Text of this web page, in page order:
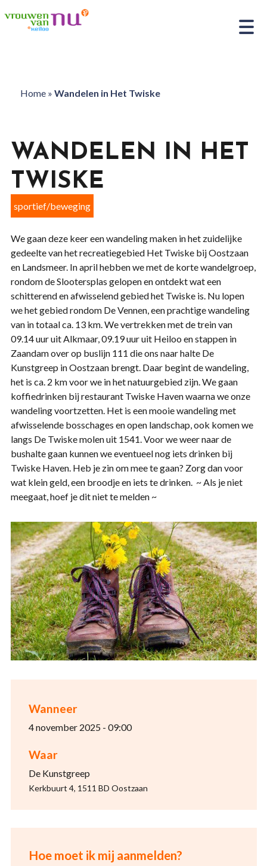
Home» Wandelen in Het Twiske
Wanneer
4 november 2025 - 09:00
Waar
De Kunstgreep
Kerkbuurt 4, 1511 BD Oostzaan
Hoe moet ik mij aanmelden?
WANDELEN IN HET
TWISKE
sportief/beweging
We gaan deze keer een wandeling maken in het zuidelijke
gedeelte van het recreatiegebied Het Twiske bij Oostzaan
en Landsmeer. In april hebben we met de korte wandelgroep,
rondom de Slootersplas gelopen en ontdekt wat een
schitterend en afwisselend gebied het Twiske is. Nu lopen
we het gebied rondom De Vennen, een prachtige wandeling
van in totaal ca. 13 km. We vertrekken met de trein van
09.14 uur uit Alkmaar, 09.19 uur uit Heiloo en stappen in
Zaandam over op buslijn 111 die ons naar halte De
Kunstgreep in Oostzaan brengt. Daar begint de wandeling,
het is ca. 2 km voor we in het natuurgebied zijn. We gaan
koffiedrinken bij restaurant Twiske Haven waarna we onze
wandeling voortzetten. Het is een mooie wandeling met
afwisselende bosschages en open landschap, ook komen we
langs De Twiske molen uit 1541. Voor we weer naar de
bushalte gaan kunnen we eventueel nog iets drinken bij
Twiske Haven. Heb je zin om mee te gaan? Zorg dan voor
wat klein geld, een broodje en iets te drinken. ~ Als je niet
meegaat, hoef je dit niet te melden ~